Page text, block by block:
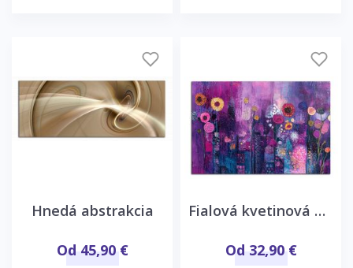
Hnedá abstrakcia
Od 45,90 €
Fialová kvetinová abstrakcia
Od 32,90 €